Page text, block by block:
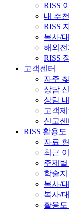
RISS
내 추
RISS
복사/
해외
RISS
고객센터
자주
상담
상담
고객
신고센
RISS 활용도
자료
최근
주제
학술
복사/
복사/
활용도